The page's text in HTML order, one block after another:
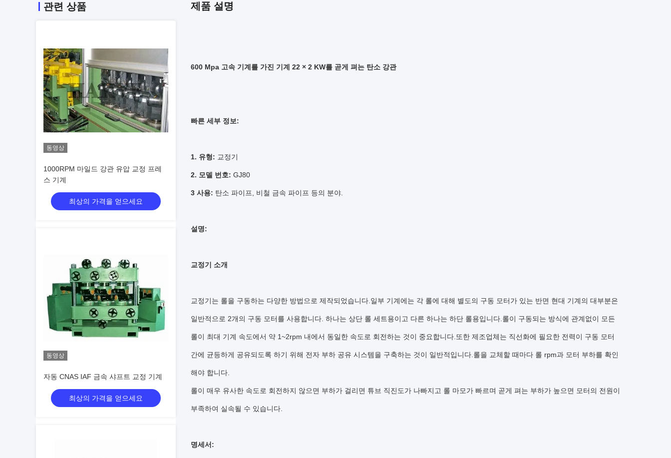
관련 상품
동영상
1000RPM 마일드 강관 유압 교정 프레
스 기계
최상의 가격을 얻으세요
동영상
자동 CNAS IAF 금속 샤프트 교정 기계
최상의 가격을 얻으세요
제품 설명
600 Mpa 고속 기계를 가진 기계 22 × 2 KW를 곧게 펴는 탄소 강관
빠른 세부 정보:
1. 유형: 교정기
2. 모델 번호: GJ80
3 사용: 탄소 파이프, 비철 금속 파이프 등의 분야.
설명:
교정기 소개
교정기는 롤을 구동하는 다양한 방법으로 제작되었습니다.일부 기계에는 각 롤에 대해 별도의 구동 모터가 있는 반면 현대 기계의 대부분은
일반적으로 2개의 구동 모터를 사용합니다. 하나는 상단 롤 세트용이고 다른 하나는 하단 롤용입니다.롤이 구동되는 방식에 관계없이 모든
롤이 최대 기계 속도에서 약 1~2rpm 내에서 동일한 속도로 회전하는 것이 중요합니다.또한 제조업체는 직선화에 필요한 전력이 구동 모터
간에 균등하게 공유되도록 하기 위해 전자 부하 공유 시스템을 구축하는 것이 일반적입니다.롤을 교체할 때마다 롤 ​​rpm과 모터 부하를 확인
해야 합니다.
롤이 매우 유사한 속도로 회전하지 않으면 부하가 걸리면 튜브 직진도가 나빠지고 롤 마모가 빠르며 곧게 펴는 부하가 높으면 모터의 전원이
부족하여 실속될 수 있습니다.
명세서: